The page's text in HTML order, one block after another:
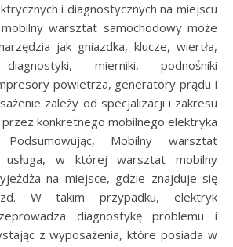
i diagnostycznych na miejscu
warsztat samochodowy może
jak gniazdka, klucze, wiertła,
mierniki, podnośniki
powietrza, generatory prądu i
zależy od specjalizacji i zakresu
przez konkretnego mobilnego elektryka
Podsumowując, Mobilny warsztat
usługa, w której warsztat mobilny
na miejsce, gdzie znajduje się
W takim przypadku, elektryk
diagnostykę problemu i
z wyposażenia, które posiada w